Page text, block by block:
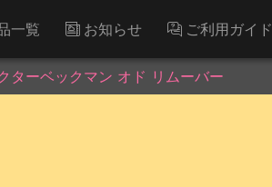
一覧 お知らせ ご利用ガイド
ターベックマン オド リムーバー